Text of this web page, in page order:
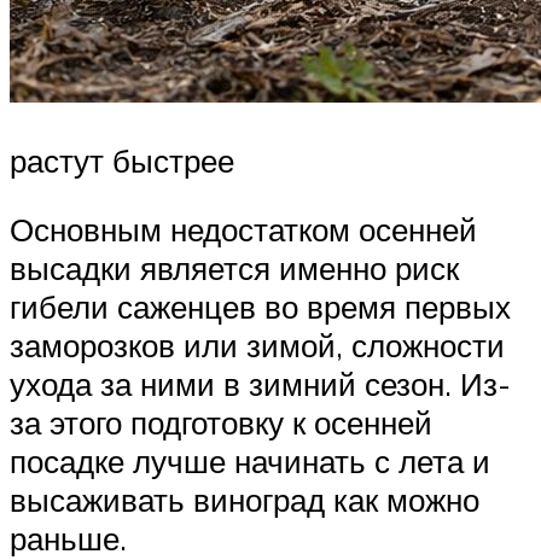
растут быстрее
Основным недостатком осенней
высадки является именно риск
гибели саженцев во время первых
заморозков или зимой, сложности
ухода за ними в зимний сезон. Из-
за этого подготовку к осенней
посадке лучше начинать с лета и
высаживать виноград как можно
раньше.